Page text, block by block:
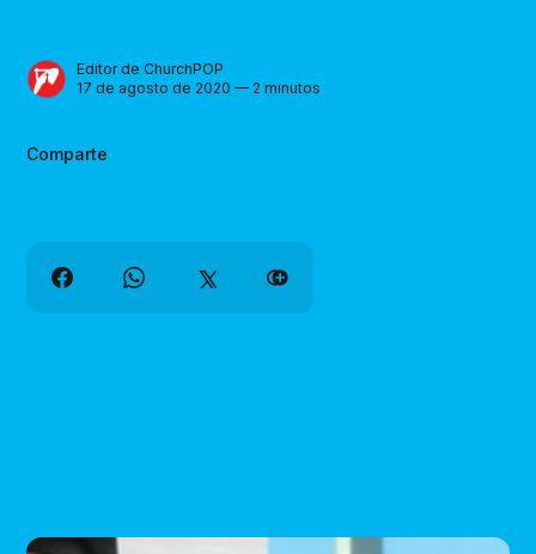
Editor de ChurchPOP
17 de agosto de 2020 — 2 minutos
Comparte